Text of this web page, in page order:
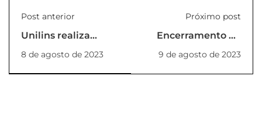
Post anterior
Unilins realiza
reunião entre
Reitoria, Docentes e
Coordenadores
8 de agosto de 2023
Próximo post
Encerramento do
programa “Estágio
de Férias”, na
Triunfo
9 de agosto de 2023